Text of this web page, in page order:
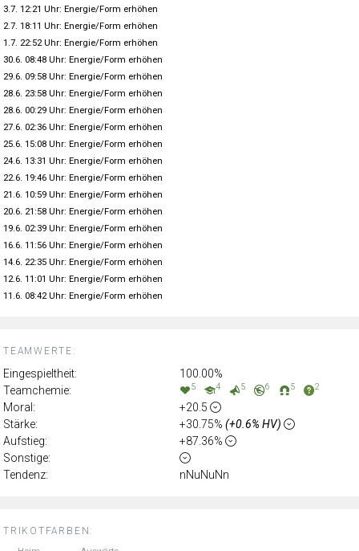
TRIKOTFARBEN:
TEAMWERTE:
Eingespieltheit:
100.00%
Teamchemie:
5 4 5 6 5 2
Moral:
+20.5
Stärke:
+30.75% (+0.6% HV)
Aufstieg:
+87.36%
Sonstige:
Tendenz:
nNuNuNn
3.7. 12:21 Uhr: Energie/Form erhöhen
2.7. 18:11 Uhr: Energie/Form erhöhen
1.7. 22:52 Uhr: Energie/Form erhöhen
30.6. 08:48 Uhr: Energie/Form erhöhen
29.6. 09:58 Uhr: Energie/Form erhöhen
28.6. 23:58 Uhr: Energie/Form erhöhen
28.6. 00:29 Uhr: Energie/Form erhöhen
27.6. 02:36 Uhr: Energie/Form erhöhen
25.6. 15:08 Uhr: Energie/Form erhöhen
24.6. 13:31 Uhr: Energie/Form erhöhen
22.6. 19:46 Uhr: Energie/Form erhöhen
21.6. 10:59 Uhr: Energie/Form erhöhen
20.6. 21:58 Uhr: Energie/Form erhöhen
19.6. 02:39 Uhr: Energie/Form erhöhen
16.6. 11:56 Uhr: Energie/Form erhöhen
14.6. 22:35 Uhr: Energie/Form erhöhen
12.6. 11:01 Uhr: Energie/Form erhöhen
11.6. 08:42 Uhr: Energie/Form erhöhen